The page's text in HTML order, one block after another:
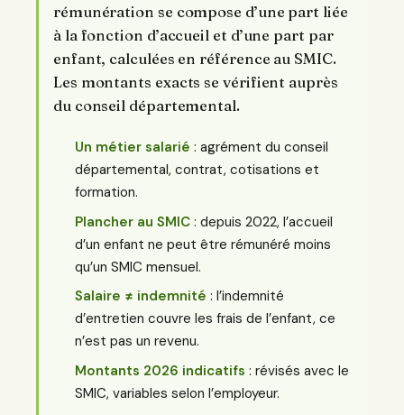
rémunération se compose d’une part liée
à la fonction d’accueil et d’une part par
enfant, calculées en référence au SMIC.
Les montants exacts se vérifient auprès
du conseil départemental.
Un métier salarié : agrément du conseil
départemental, contrat, cotisations et
formation.
Plancher au SMIC : depuis 2022, l’accueil
d’un enfant ne peut être rémunéré moins
qu’un SMIC mensuel.
Salaire ≠ indemnité : l’indemnité
d’entretien couvre les frais de l’enfant, ce
n’est pas un revenu.
Montants 2026 indicatifs : révisés avec le
SMIC, variables selon l’employeur.